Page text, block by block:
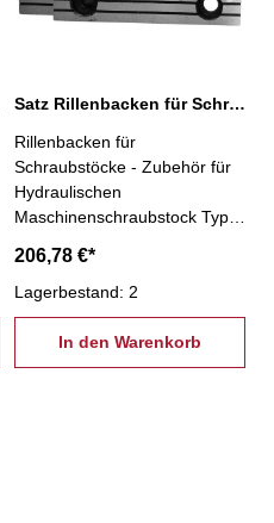
Satz Rillenbacken für Schraubstock Typ FHS2 200
Rillenbacken für
Schraubstöcke - Zubehör für
Hydraulischen
Maschinenschraubstock Typ
Größe 200
206,78 €*
Lagerbestand: 2
In den Warenkorb